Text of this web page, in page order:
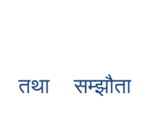
तथा सम्झौता